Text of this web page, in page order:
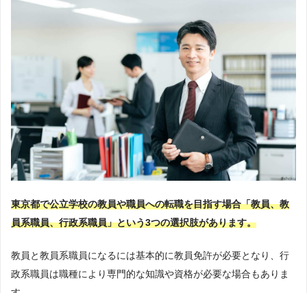
東京都で公立学校の教員や職員への転職を目指す場合「教員、教
員系職員、行政系職員」という3つの選択肢があります。
教員と教員系職員になるには基本的に教員免許が必要となり、行
政系職員は職種により専門的な知識や資格が必要な場合もありま